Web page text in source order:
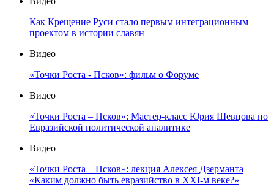
Как Крещение Руси стало первым интеграционным
проектом в истории славян
Видео
«Точки Роста - Псков»: фильм о Форуме
Видео
«Точки Роста – Псков»: Мастер-класс Юрия Шевцова по
Евразийской политической аналитике
Видео
«Точки Роста – Псков»: лекция Алексея Дзерманта
«Каким должно быть евразийство в XXI-м веке?»